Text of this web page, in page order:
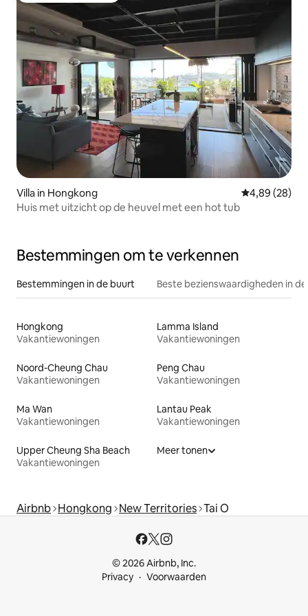
Villa in Hongkong Gemiddelde
4,89 (28)
Huis met uitzicht op de heuvel met een hot tub
Bestemmingen om te verkennen
Bestemmingen in de buurt Beste bezienswaardigheden in
Hongkong
Vakantiewoningen
Lamma Island
Vakantiewoningen
Noord-Cheung Chau
Vakantiewoningen
Peng Chau
Vakantiewoningen
Ma Wan
Vakantiewoningen
Lantau Peak
Vakantiewoningen
Upper Cheung Sha Beach
Vakantiewoningen
Meer tonen
Airbnb Hongkong New Territories Tai O
© 2026 Airbnb, Inc.
Privacy
Voorwaarden